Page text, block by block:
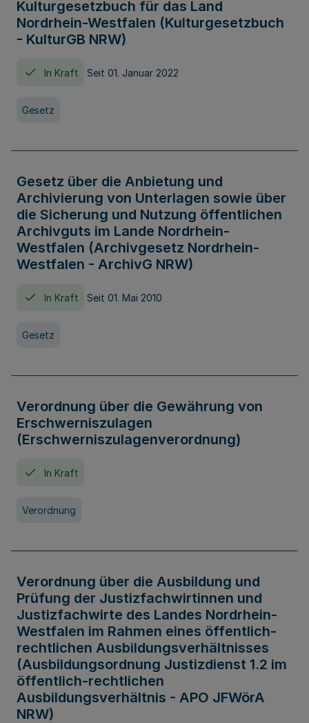
Kulturgesetzbuch für das Land
Nordrhein-Westfalen (Kulturgesetzbuch
- KulturGB NRW)
In Kraft Seit 01. Januar 2022
Gesetz
Gesetz über die Anbietung und
Archivierung von Unterlagen sowie über
die Sicherung und Nutzung öffentlichen
Archivguts im Lande Nordrhein-
Westfalen (Archivgesetz Nordrhein-
Westfalen - ArchivG NRW)
In Kraft Seit 01. Mai 2010
Gesetz
Verordnung über die Gewährung von
Erschwerniszulagen
(Erschwerniszulagenverordnung)
In Kraft
Verordnung
Verordnung über die Ausbildung und
Prüfung der Justizfachwirtinnen und
Justizfachwirte des Landes Nordrhein-
Westfalen im Rahmen eines öffentlich-
rechtlichen Ausbildungsverhältnisses
(Ausbildungsordnung Justizdienst 1.2 im
öffentlich-rechtlichen
Ausbildungsverhältnis - APO JFWörA
NRW)